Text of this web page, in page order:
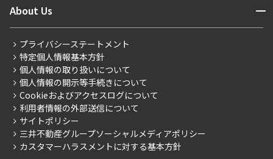
新着募集情報
こだわりから探す
こだわり一覧
プレミアムマンション
新築
当社限定（港区・渋谷区）
当社限定（港区・渋谷区以外）
三井不動産企画
住まいのコラム
会員ページ
ご入居・提携サービス
お部屋探しからご契約まで
よくあるご質問
社宅紹介
【仲介会社様向け】当社仲介事業部取り扱い物件入居申込
About Us 開閉
会社情報
事業案内
採用情報
ニュースリリース
お問い合わせ
プライバシーステートメント
特定個人情報基本方針
個人情報の取り扱いについて
個人情報の開示等手続きについて
Cookieおよびアクセスログについて
利用者情報の外部送信について
サイトポリシー
三井不動産グループソーシャルメディアポリシー
カスタマーハラスメントに対する基本方針